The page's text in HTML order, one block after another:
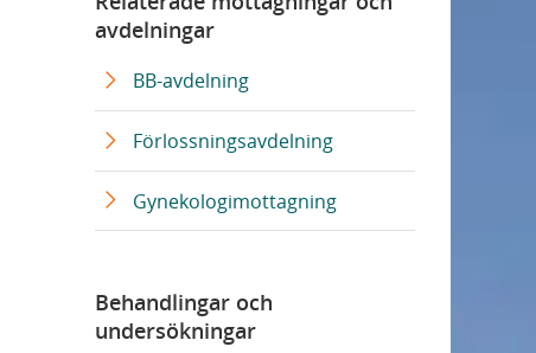
n
L
k
r
avdelningar
BB-avdelning
Förlossningsavdelning
Gynekologimottagning
Behandlingar och
undersökningar